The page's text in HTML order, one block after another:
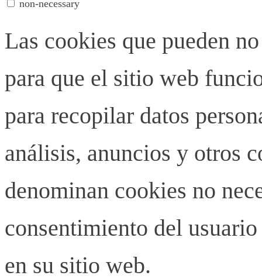
non-necessary
Las cookies que pueden
para que el sitio web
para recopilar datos
análisis, anuncios y otros
denominan cookies no
consentimiento del
en su sitio web.